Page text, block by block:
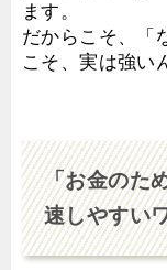
ます。
だからこそ、「
こそ、実は強い
「お金のた
速しやすい